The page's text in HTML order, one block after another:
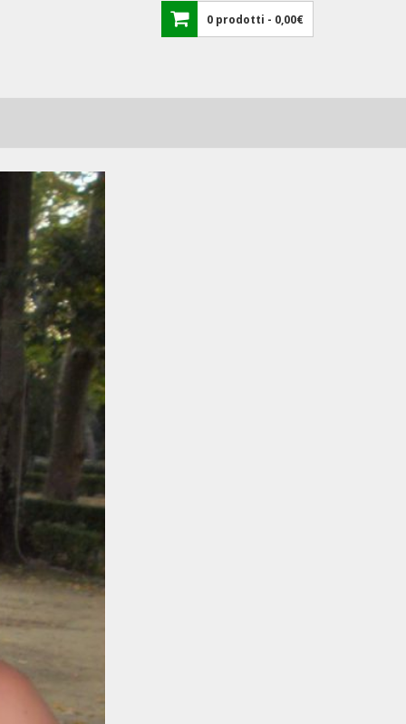
0 prodotti - 0,00€